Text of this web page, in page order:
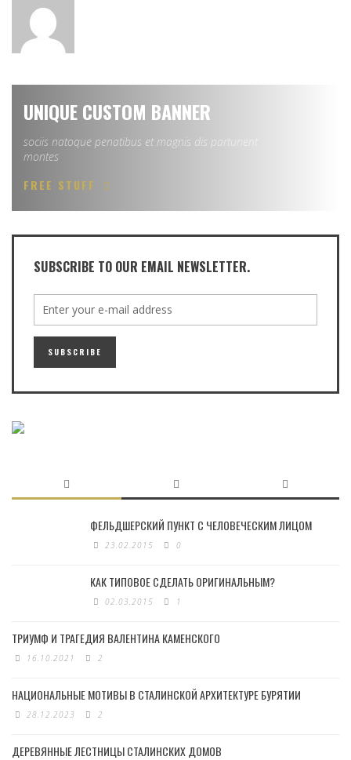
UNIQUE CUSTOM BANNER
sociis natoque penatibus et magnis dis parturient
montes
FREE STUFF
SUBSCRIBE TO OUR EMAIL NEWSLETTER.
ФЕЛЬДШЕРСКИЙ ПУНКТ С ЧЕЛОВЕЧЕСКИМ ЛИЦОМ
23.02.2015 0
КАК ТИПОВОЕ СДЕЛАТЬ ОРИГИНАЛЬНЫМ?
02.03.2015 1
ТРИУМФ И ТРАГЕДИЯ ВАЛЕНТИНА КАМЕНСКОГО
16.10.2021 2
НАЦИОНАЛЬНЫЕ МОТИВЫ В СТАЛИНСКОЙ АРХИТЕКТУРЕ БУРЯТИИ
28.12.2023 2
ДЕРЕВЯННЫЕ ЛЕСТНИЦЫ СТАЛИНСКИХ ДОМОВ